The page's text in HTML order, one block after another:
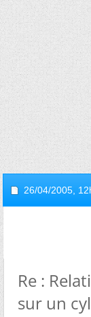
26/04/2005,
Re :
sur un